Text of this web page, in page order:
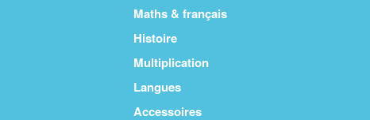
Maths & français
Histoire
Multiplication
Langues
Accessoires